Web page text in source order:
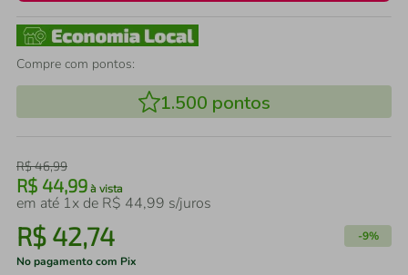
Compre com pontos:
1.500 pontos
R$46,99
R$ 44,99 à vista
em até 1x de R$ 44,99 s/juros
R$ 42,74 -9%
No pagamento com Pix